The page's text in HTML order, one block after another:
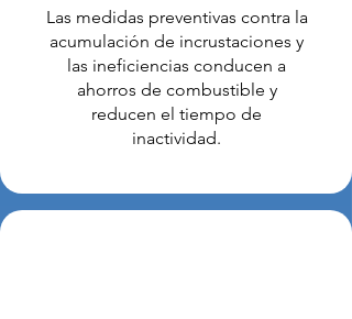
Las medidas preventivas contra la
acumulación de incrustaciones y
las ineficiencias conducen a
ahorros de combustible y
reducen el tiempo de
inactividad.